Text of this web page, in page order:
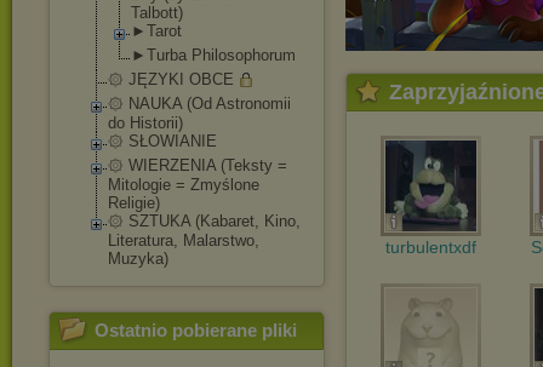
Talbott)
►Tarot
►Turba Philosophorum
۞ JĘZYKI OBCE
۞ NAUKA (Od Astronomii
do Historii)
۞ SŁOWIANIE
۞ WIERZENIA (Teksty =
Mitologie = Zmyślone
Religie)
۞ SZTUKA (Kabaret, Kino,
Literatura, Malarstwo,
Muzyka)
Ostatnio pobierane pliki
turbulentxdf